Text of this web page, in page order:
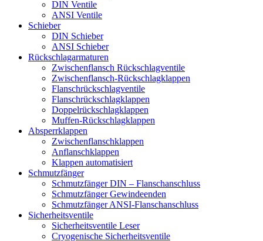
DIN Ventile
ANSI Ventile
Schieber
DIN Schieber
ANSI Schieber
Rückschlag­armaturen
Zwischenflansch Rückschlagventile
Zwischenflansch-Rückschlagklappen
Flanschrückschlagventile
Flanschrückschlagklappen
Doppelrückschlagklappen
Muffen-Rückschlagklappen
Absperrklappen
Zwischenflanschklappen
Anflanschklappen
Klappen automatisiert
Schmutzfänger
Schmutzfänger DIN – Flanschanschluss
Schmutzfänger Gewindeenden
Schmutzfänger ANSI-Flanschanschluss
Sicherheitsventile
Sicherheitsventile Leser
Cryogenische Sicherheitsventile